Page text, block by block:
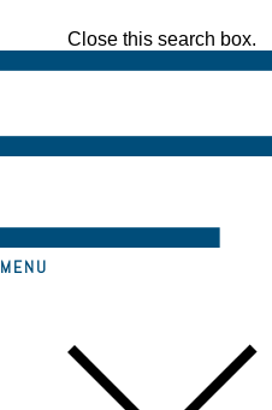
Close this search box.
MENU